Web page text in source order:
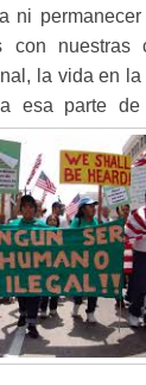
ni
con nuestras
la vida en la
esa parte de